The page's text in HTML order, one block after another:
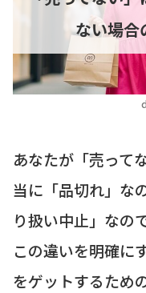
ない場合
あなたが「売って
当に「品切れ」な
り扱い中止」なの
この違いを明確に
をゲットするため